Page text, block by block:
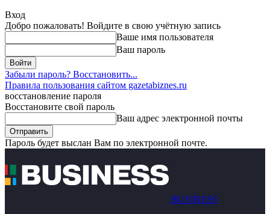
Вход
Добро пожаловать! Войдите в свою учётную запись
Ваше имя пользователя
Ваш пароль
Забыли пароль? Восстановить...
Правила пользования сайтом gazetabiznes.ru
восстановление пароля
Восстановите свой пароль
Ваш адрес электронной почты
Пароль будет выслан Вам по электронной почте.
BUSINESS